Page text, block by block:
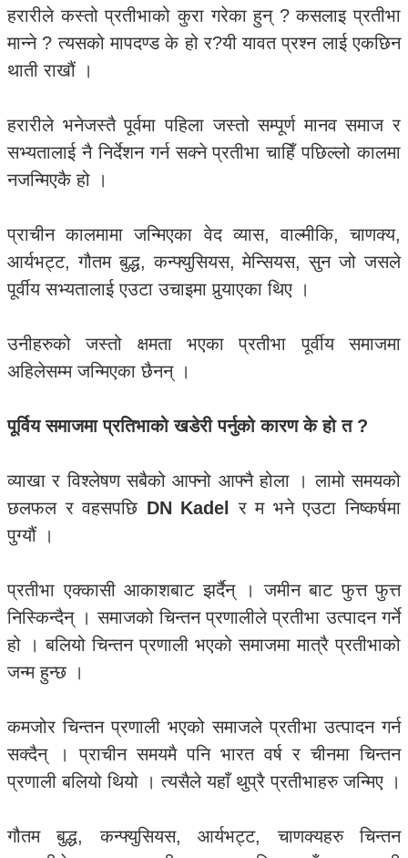
हरारीले कस्तो प्रतीभाको कुरा गरेका हुन् ? कसलाइ प्रतीभा
मान्ने ? त्यसको मापदण्ड के हो र?यी यावत प्रश्न लाई एकछिन
थाती राखौं ।
हरारीले भनेजस्तै पूर्वमा पहिला जस्तो सम्पूर्ण मानव समाज र
सभ्यतालाई नै निर्देशन गर्न सक्ने प्रतीभा चाहिँ पछिल्लो कालमा
नजन्मिएकै हो ।
प्राचीन कालमामा जन्मिएका वेद व्यास, वाल्मीकि, चाणक्य,
आर्यभट्ट, गौतम बुद्ध, कन्फ्युसियस, मेन्सियस, सुन जो जसले
पूर्वीय सभ्यतालाई एउटा उचाइमा पुर्‍याएका थिए ।
उनीहरुको जस्तो क्षमता भएका प्रतीभा पूर्वीय समाजमा
अहिलेसम्म जन्मिएका छैनन् ।
पूर्विय समाजमा प्रतिभाको खडेरी पर्नुको कारण के हो त ?
व्याखा र विश्लेषण सबैको आफ्नो आफ्नै होला । लामो समयको
छलफल र वहसपछि DN Kadel
र म भने एउटा निष्कर्षमा
पुग्यौं ।
प्रतीभा एक्कासी आकाशबाट झर्दैन् । जमीन बाट फुत्त फुत्त
निस्किन्दैन् । समाजको चिन्तन प्रणालीले प्रतीभा उत्पादन गर्ने
हो । बलियो चिन्तन प्रणाली भएको समाजमा मात्रै प्रतीभाको
जन्म हुन्छ ।
कमजोर चिन्तन प्रणाली भएको समाजले प्रतीभा उत्पादन गर्न
सक्दैन् । प्राचीन समयमै पनि भारत वर्ष र चीनमा चिन्तन
प्रणाली बलियो थियो । त्यसैले यहाँ थुप्रै प्रतीभाहरु जन्मिए ।
गौतम बुद्ध, कन्फ्युसियस, आर्यभट्ट, चाणक्यहरु चिन्तन